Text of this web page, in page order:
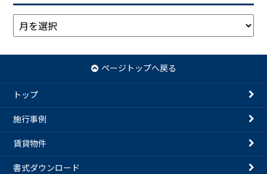
ア
ー
ブ
ページトップへ戻る
トップ
施行事例
賃貸物件
書式ダウンロード